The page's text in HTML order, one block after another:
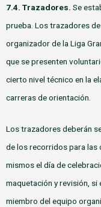
7.4. Trazadores. Se
prueba. Los trazadores
organizador de la Liga
que se presenten
cierto nivel técnico en la
carreras de orientación.
Los trazadores deberán
de los recorridos para las
mismos el día de
maquetación y revisión, si
miembro del equipo